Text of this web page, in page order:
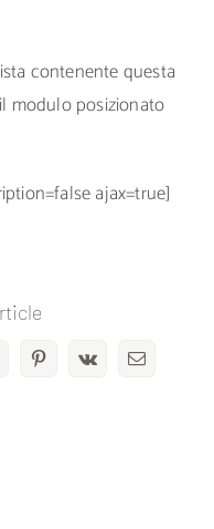
contenente questa
modulo posizionato
ajax=true]
PinterestVk Email